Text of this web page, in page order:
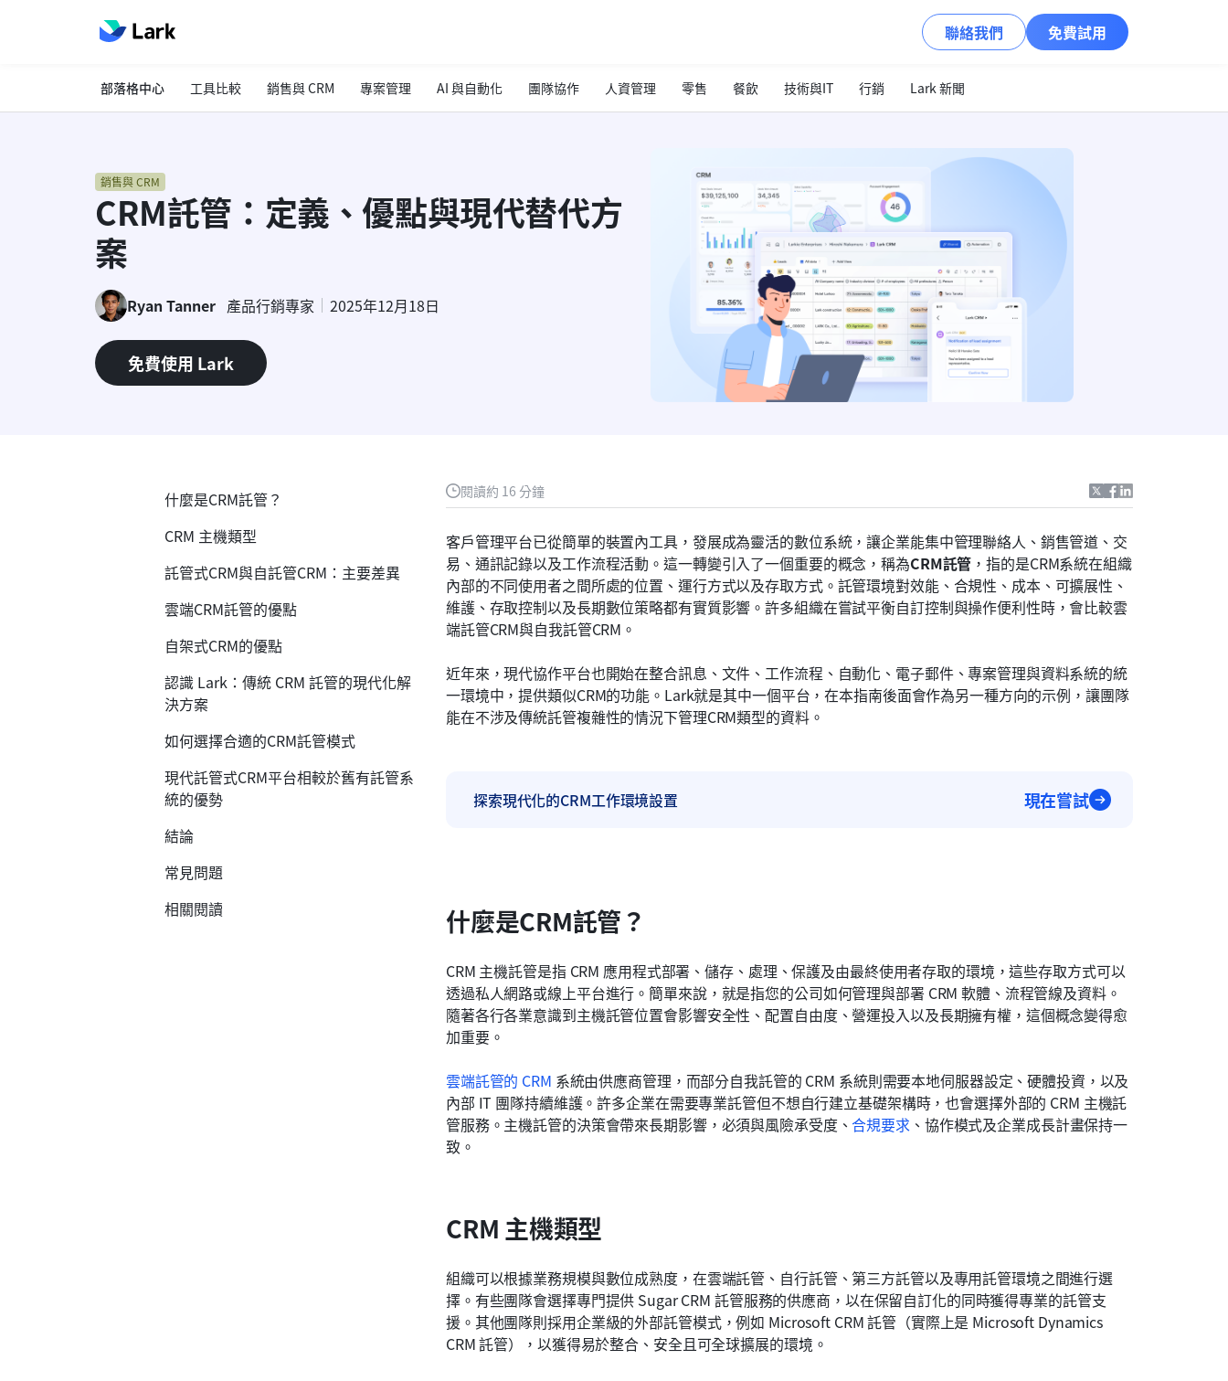
聯絡我們 免費試用
部落格中心 工具比較 銷售與 CRM 專案管理 AI 與自動化 團隊協作 人資管理 零售 餐飲 技術與IT 行銷 Lark 新聞
銷售與 CRM
CRM託管：定義、優點與現代替代方
案
Ryan Tanner 產品行銷專家 2025年12月18日
免費使用 Lark
閱讀約 16 分鐘
客戶管理平台已從簡單的裝置內工具，發展成為靈活的數位系統，讓企業能集中管理聯絡人、銷售管道、交
易、通訊記錄以及工作流程活動。這一轉變引入了一個重要的概念，稱為CRM託管 ，指的是CRM系統在組織
內部的不同使用者之間所處的位置、運行方式以及存取方式。託管環境對效能、合規性、成本、可擴展性、
維護、存取控制以及長期數位策略都有實質影響。許多組織在嘗試平衡自訂控制與操作便利性時，會比較雲
端託管CRM與自我託管CRM。
近年來，現代協作平台也開始在整合訊息、文件、工作流程、自動化、電子郵件、專案管理與資料系統的統
一環境中，提供類似CRM的功能。Lark就是其中一個平台，在本指南後面會作為另一種方向的示例，讓團隊
能在不涉及傳統託管複雜性的情況下管理CRM類型的資料。
探索現代化的CRM工作環境設置 現在嘗試
什麼是CRM託管？
CRM 主機託管是指 CRM 應用程式部署、儲存、處理、保護及由最終使用者存取的環境，這些存取方式可以
透過私人網路或線上平台進行。簡單來說，就是指您的公司如何管理與部署 CRM 軟體、流程管線及資料。
隨著各行各業意識到主機託管位置會影響安全性、配置自由度、營運投入以及長期擁有權，這個概念變得愈
加重要。
雲端託管的 CRM 系統由供應商管理，而部分自我託管的 CRM 系統則需要本地伺服器設定、硬體投資，以及
內部 IT 團隊持續維護。許多企業在需要專業託管但不想自行建立基礎架構時，也會選擇外部的 CRM 主機託
管服務。主機託管的決策會帶來長期影響，必須與風險承受度、 合規要求、協作模式及企業成長計畫保持一
致。
CRM 主機類型
組織可以根據業務規模與數位成熟度，在雲端託管、自行託管、第三方託管以及專用託管環境之間進行選
擇。有些團隊會選擇專門提供 Sugar CRM 託管服務的供應商，以在保留自訂化的同時獲得專業的託管支
援。其他團隊則採用企業級的外部託管模式，例如 Microsoft CRM 託管（實際上是 Microsoft Dynamics
CRM 託管），以獲得易於整合、安全且可全球擴展的環境。
什麼是CRM託管？
CRM 主機類型
託管式CRM與自託管CRM：主要差異
雲端CRM託管的優點
自架式CRM的優點
認識 Lark：傳統 CRM 託管的現代化解
決方案
如何選擇合適的CRM託管模式
現代託管式CRM平台相較於舊有託管系
統的優勢
結論
常見問題
相關閱讀